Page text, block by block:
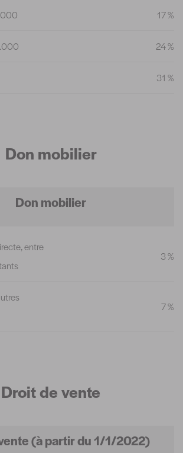
17 %
24 %
31 %
Don mobilier
Don mobilier
entre
3 %
7 %
Droit de vente
(à partir du 1/1/2022)